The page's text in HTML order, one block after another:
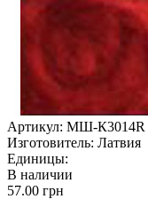
Артикул: МШ-К3014R
Изготовитель: Латвия
Единицы:
В наличии
57.00 грн